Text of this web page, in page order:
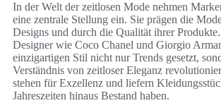
In der Welt der zeitlosen Mode nehmen
eine zentrale Stellung ein. Sie prägen die
Designs und durch die Qualität ihrer
Designer wie Coco Chanel und Giorgio
einzigartigen Stil nicht nur Trends gesetzt,
Verständnis von zeitloser Eleganz
stehen für Exzellenz und liefern
Jahreszeiten hinaus Bestand haben.